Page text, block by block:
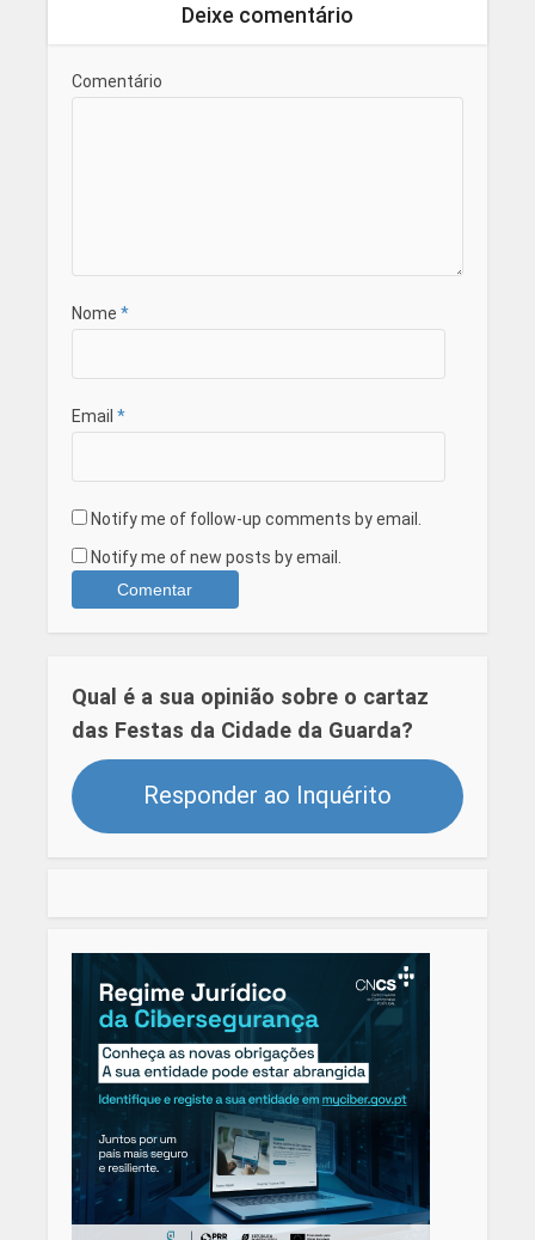
Deixe comentário
Comentário
Nome *
Email *
Notify me of follow-up comments by email.
Notify me of new posts by email.
Qual é a sua opinião sobre o cartaz
das Festas da Cidade da Guarda?
Responder ao Inquérito